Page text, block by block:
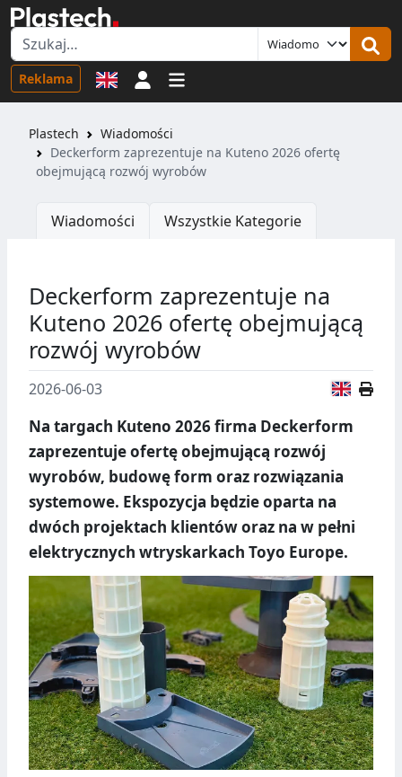
Reklama Logowanie
Plastech
Wiadomości
Deckerform zaprezentuje na Kuteno 2026 ofertę
obejmującą rozwój wyrobów
Wiadomości Wszystkie Kategorie
Deckerform zaprezentuje na
Kuteno 2026 ofertę obejmującą
rozwój wyrobów
2026-06-03
Na targach Kuteno 2026 firma Deckerform
zaprezentuje ofertę obejmującą rozwój
wyrobów, budowę form oraz rozwiązania
systemowe. Ekspozycja będzie oparta na
dwóch projektach klientów oraz na w pełni
elektrycznych wtryskarkach Toyo Europe.